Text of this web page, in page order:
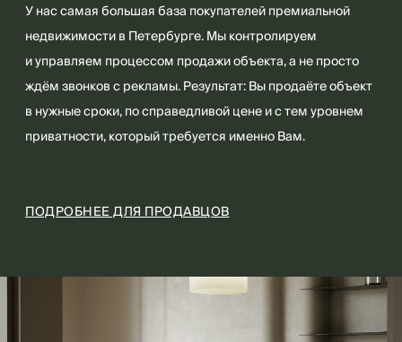
У нас самая большая база покупателей премиальной
недвижимости в Петербурге. Мы контролируем
и управляем процессом продажи объекта, а не просто
ждём звонков с рекламы. Результат: Вы продаёте объект
в нужные сроки, по справедливой цене и с тем уровнем
приватности, который требуется именно Вам.
ПОДРОБНЕЕ ДЛЯ ПРОДАВЦОВ